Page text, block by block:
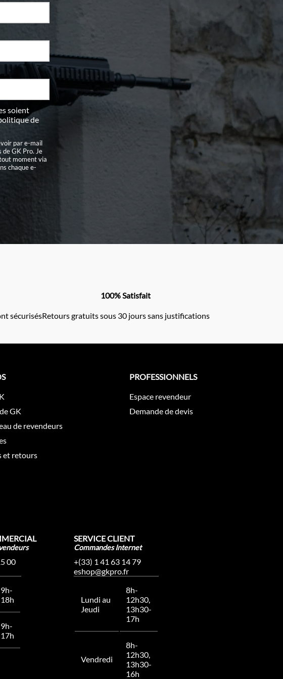
soient
de
par e-mail
GK Pro. Je
moment via
chaque e-
sécurisés
100% Satisfait
Retours gratuits sous 30 jours sans justifications
GK
de revendeurs
et retours
PROFESSIONNELS
Espace revendeur
Demande de devis
00
9h-
18h
9h-
17h
SERVICE CLIENT
Commandes Internet
+(33) 1 41 63 14 79
eshop@gkpro.fr
Lundi au
Jeudi
8h-
12h30,
13h30-
17h
Vendredi
8h-
12h30,
13h30-
16h